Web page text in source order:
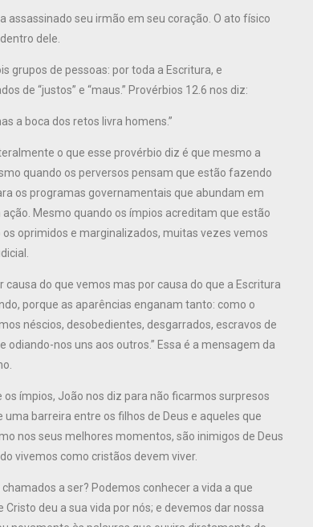
assassinado seu irmão em seu coração. O ato físico
dele.
grupos de pessoas: por toda a Escritura, e
de “justos” e “maus.” Provérbios 12.6 nos diz:
a boca dos retos livra homens.”
o que esse provérbio diz é que mesmo a
quando os perversos pensam que estão fazendo
os programas governamentais que abundam em
Mesmo quando os ímpios acreditam que estão
oprimidos e marginalizados, muitas vezes vemos
do que vemos mas por causa do que a Escritura
porque as aparências enganam tanto: como o
néscios, desobedientes, desgarrados, escravos de
nos uns aos outros.” Essa é a mensagem da
ímpios, João nos diz para não ficarmos surpresos
barreira entre os filhos de Deus e aqueles que
nos seus melhores momentos, são inimigos de Deus
vivemos como cristãos devem viver.
a ser? Podemos conhecer a vida a que
deu a sua vida por nós; e devemos dar nossa